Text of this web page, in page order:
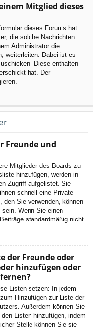
Mitglied dieses
dieses Forums hat
die solche Nachrichten
Administrator die
weiterleiten. Dabei ist es
Diese enthalten
hat. Der
Freunde und
Mitglieder des Boards zu
hinzufügen, werden in
Zugriff aufgelistet. Sie
schnell eine Private
den Sie verwenden, können
sein. Wenn Sie einen
standardmäßig nicht.
der Freunde oder
hinzufügen oder
Listen setzen: In jedem
Hinzufügen zur Liste der
Außerdem können Sie
Listen hinzufügen, indem
Stelle können Sie sie